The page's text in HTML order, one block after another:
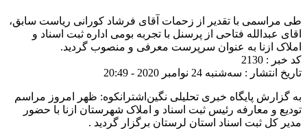
طی مراسمی با تقدیر از زحمات آقای فرشاد کورانی ریاست سابق،
اقای عبدالله فتاحی از پرسنل با تجربه بومی اداره ثبت اسناد و
املاک ازنا به عنوان سرپرست معرفی و منصوب گردید. ‌‌‌
کد خبر : 2130
تاریخ انتشار : سه‌شنبه 24 نوامبر 2020 - 20:49
به گزارش پایگاه خبری تحلیلی نگین‌اشترانکوه: ظهر امروز مراسم
تودیع و معارفه رئیس ثبت اسناد و املاک شهرستان ازنا با حضور
مدیر کل ثبت اسناد استان لرستان برگزار گردید .